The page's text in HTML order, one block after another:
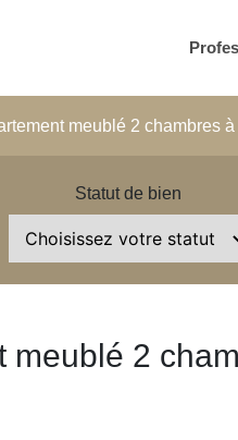
meublé 2 chambres
Statut de bien
meublé 2